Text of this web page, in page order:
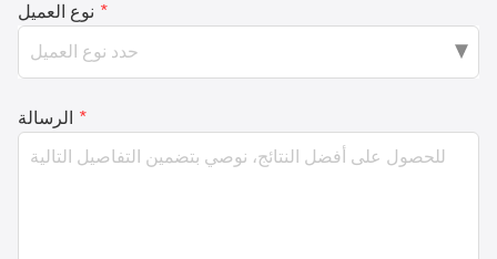
نوع العميل *
الرسالة *